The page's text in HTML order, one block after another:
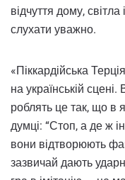
відчуття дому, світла
слухати уважно.
«Піккардійська
на українській
роблять це так, що в
думці: “Стоп, а де ж
вони відтворюють
зазвичай дають